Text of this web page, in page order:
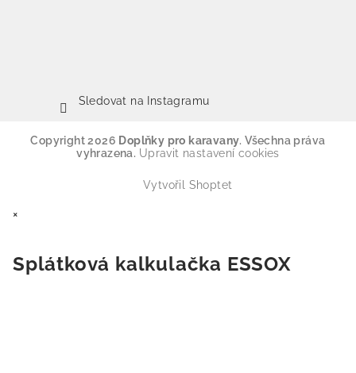
Sledovat na Instagramu
Copyright 2026 Doplňky pro karavany. Všechna práva
vyhrazena. Upravit nastavení cookies
Vytvořil Shoptet
×
Splátková kalkulačka ESSOX